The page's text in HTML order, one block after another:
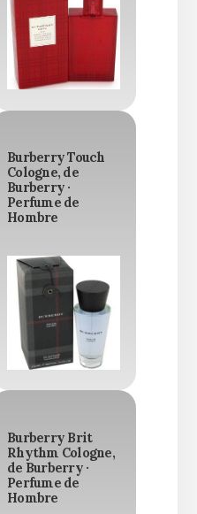
Burberry Touch
Cologne, de
Burberry ·
Perfume de
Hombre
Burberry Brit
Rhythm Cologne,
de Burberry ·
Perfume de
Hombre